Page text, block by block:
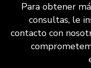
Para obtener
consultas, le
contacto con